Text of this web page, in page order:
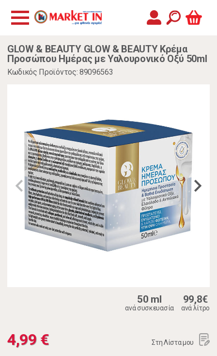
GLOW & BEAUTY GLOW & BEAUTY Κρέμα
Προσώπου Ημέρας με Υαλουρονικό Οξύ 50ml
Κωδικός Προϊόντος: 89096563
50 ml
ανά συσκευασία
99,8€
ανά λίτρο
4,99 € Στη Λίστα μου